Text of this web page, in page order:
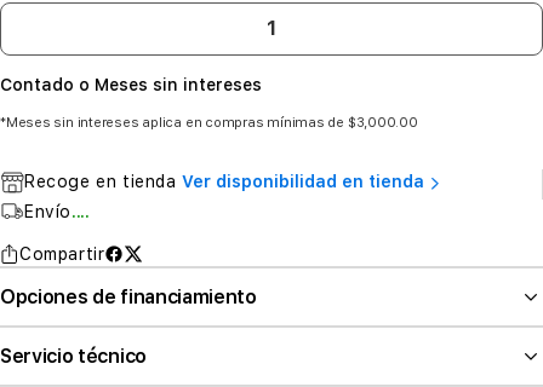
Contado o Meses sin intereses
*Meses sin intereses aplica en compras mínimas de $3,000.00
Recoge en tienda Ver disponibilidad en tienda
Envío....
Compartir
Opciones de financiamiento
Servicio técnico